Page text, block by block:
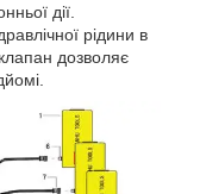
дії.
рідини в
дозволяє